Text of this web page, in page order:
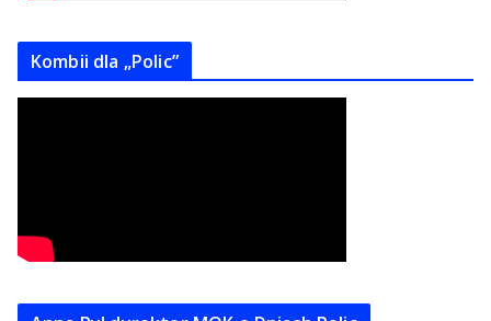
Kombii dla „Polic”